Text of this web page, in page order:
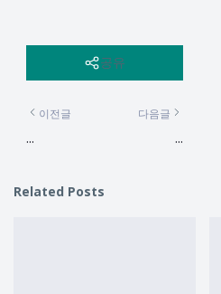
공유
이전글
...
다음글
...
Related Posts